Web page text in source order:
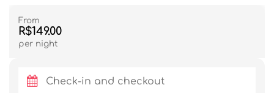
From
R$149.00
per night